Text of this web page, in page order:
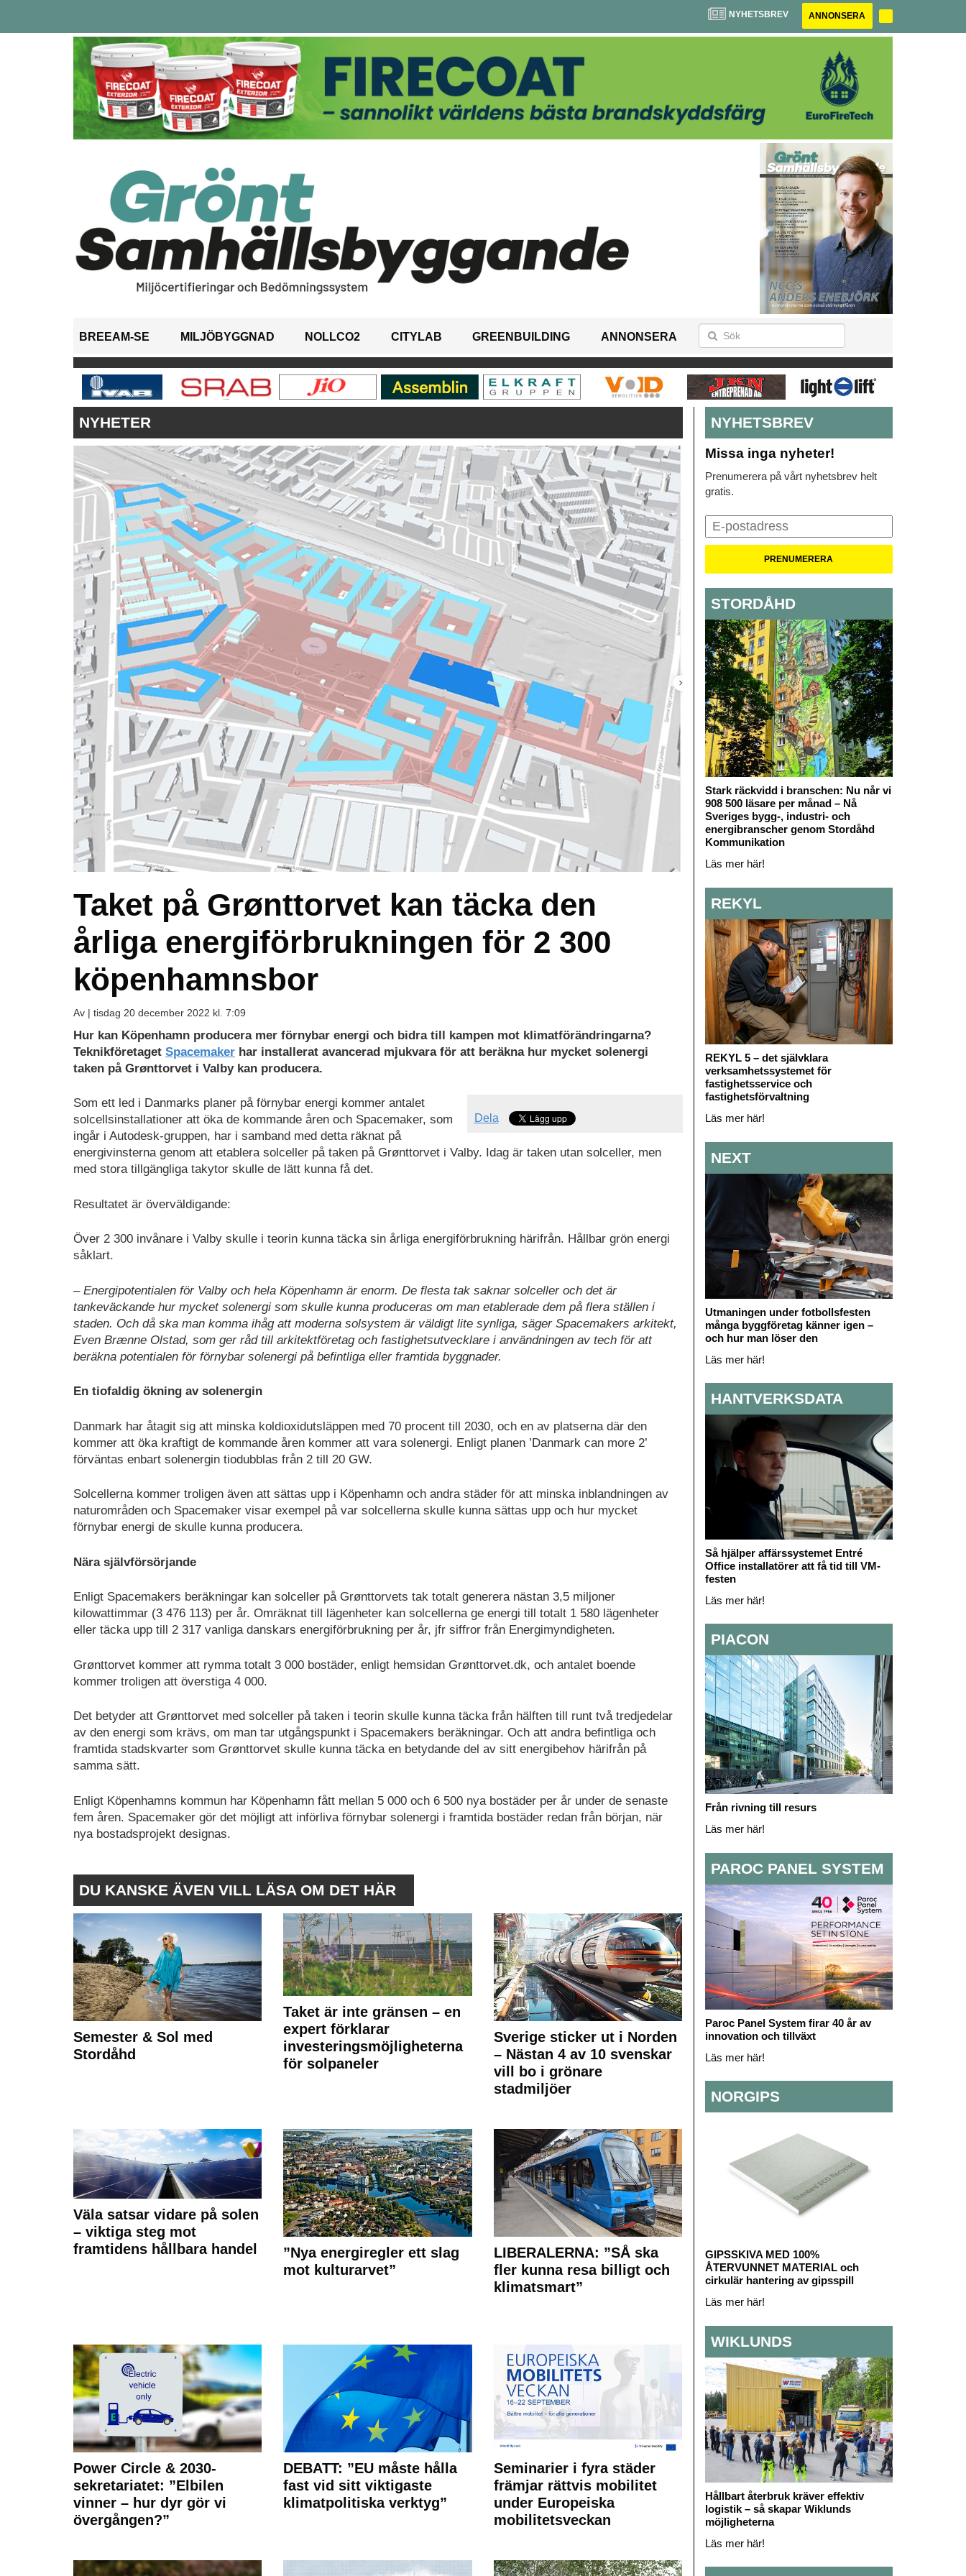
NYHETSBREV ANNONSERA
BREEAM-SE MILJÖBYGGNAD NOLLCO2 CITYLAB GREENBUILDING ANNONSERA
NYHETER
Taket på Grønttorvet kan täcka den
årliga energiförbrukningen för 2 300
köpenhamnsbor
Av | tisdag 20 december 2022 kl. 7:09
Hur kan Köpenhamn producera mer förnybar energi och bidra till kampen mot klimatförändringarna?
Teknikföretaget Spacemaker har installerat avancerad mjukvara för att beräkna hur mycket solenergi
taken på Grønttorvet i Valby kan producera.
Dela
Som ett led i Danmarks planer på förnybar energi kommer antalet
solcellsinstallationer att öka de kommande åren och Spacemaker, som
ingår i Autodesk-gruppen, har i samband med detta räknat på
energivinsterna genom att etablera solceller på taken på Grønttorvet i Valby. Idag är taken utan solceller, men
med stora tillgängliga takytor skulle de lätt kunna få det.
Resultatet är överväldigande:
Över 2 300 invånare i Valby skulle i teorin kunna täcka sin årliga energiförbrukning härifrån. Hållbar grön energi
såklart.
– Energipotentialen för Valby och hela Köpenhamn är enorm. De flesta tak saknar solceller och det är
tankeväckande hur mycket solenergi som skulle kunna produceras om man etablerade dem på flera ställen i
staden. Och då ska man komma ihåg att moderna solsystem är väldigt lite synliga, säger Spacemakers arkitekt,
Even Brænne Olstad, som ger råd till arkitektföretag och fastighetsutvecklare i användningen av tech för att
beräkna potentialen för förnybar solenergi på befintliga eller framtida byggnader.
En tiofaldig ökning av solenergin
Danmark har åtagit sig att minska koldioxidutsläppen med 70 procent till 2030, och en av platserna där den
kommer att öka kraftigt de kommande åren kommer att vara solenergi. Enligt planen ’Danmark can more 2’
förväntas enbart solenergin tiodubblas från 2 till 20 GW.
Solcellerna kommer troligen även att sättas upp i Köpenhamn och andra städer för att minska inblandningen av
naturområden och Spacemaker visar exempel på var solcellerna skulle kunna sättas upp och hur mycket
förnybar energi de skulle kunna producera.
Nära självförsörjande
Enligt Spacemakers beräkningar kan solceller på Grønttorvets tak totalt generera nästan 3,5 miljoner
kilowattimmar (3 476 113) per år. Omräknat till lägenheter kan solcellerna ge energi till totalt 1 580 lägenheter
eller täcka upp till 2 317 vanliga danskars energiförbrukning per år, jfr siffror från Energimyndigheten.
Grønttorvet kommer att rymma totalt 3 000 bostäder, enligt hemsidan Grønttorvet.dk, och antalet boende
kommer troligen att överstiga 4 000.
Det betyder att Grønttorvet med solceller på taken i teorin skulle kunna täcka från hälften till runt två tredjedelar
av den energi som krävs, om man tar utgångspunkt i Spacemakers beräkningar. Och att andra befintliga och
framtida stadskvarter som Grønttorvet skulle kunna täcka en betydande del av sitt energibehov härifrån på
samma sätt.
Enligt Köpenhamns kommun har Köpenhamn fått mellan 5 000 och 6 500 nya bostäder per år under de senaste
fem åren. Spacemaker gör det möjligt att införliva förnybar solenergi i framtida bostäder redan från början, när
nya bostadsprojekt designas.
DU KANSKE ÄVEN VILL LÄSA OM DET HÄR
Semester & Sol med
Stordåhd
Taket är inte gränsen – en
expert förklarar
investeringsmöjligheterna
för solpaneler
Sverige sticker ut i Norden
– Nästan 4 av 10 svenskar
vill bo i grönare
stadmiljöer
Väla satsar vidare på solen
– viktiga steg mot
framtidens hållbara handel
”Nya energiregler ett slag
mot kulturarvet”
LIBERALERNA: ”SÅ ska
fler kunna resa billigt och
klimatsmart”
Power Circle & 2030-
sekretariatet: ”Elbilen
vinner – hur dyr gör vi
övergången?”
DEBATT: ”EU måste hålla
fast vid sitt viktigaste
klimatpolitiska verktyg”
Seminarier i fyra städer
främjar rättvis mobilitet
under Europeiska
mobilitetsveckan
NYHETSBREV
Missa inga nyheter!
Prenumerera på vårt nyhetsbrev helt
gratis.
STORDÅHD
Stark räckvidd i branschen: Nu når vi
908 500 läsare per månad – Nå
Sveriges bygg-, industri- och
energibranscher genom Stordåhd
Kommunikation
Läs mer här!
REKYL
REKYL 5 – det självklara
verksamhetssystemet för
fastighetsservice och
fastighetsförvaltning
Läs mer här!
NEXT
Utmaningen under fotbollsfesten
många byggföretag känner igen –
och hur man löser den
Läs mer här!
HANTVERKSDATA
Så hjälper affärssystemet Entré
Office installatörer att få tid till VM-
festen
Läs mer här!
PIACON
Från rivning till resurs
Läs mer här!
PAROC PANEL SYSTEM
Paroc Panel System firar 40 år av
innovation och tillväxt
Läs mer här!
NORGIPS
GIPSSKIVA MED 100%
ÅTERVUNNET MATERIAL och
cirkulär hantering av gipsspill
Läs mer här!
WIKLUNDS
Hållbart återbruk kräver effektiv
logistik – så skapar Wiklunds
möjligheterna
Läs mer här!